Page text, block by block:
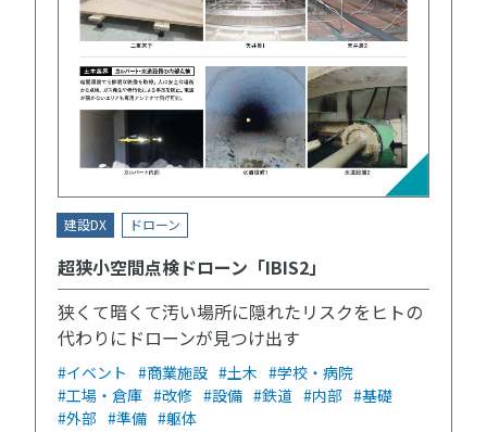
建設DX ドローン
超狭小空間点検ドローン「IBIS2」
狭くて暗くて汚い場所に隠れたリスクをヒトの
代わりにドローンが見つけ出す
#イベント #商業施設 #土木 #学校・病院
#工場・倉庫 #改修 #設備 #鉄道 #内部 #基礎
#外部 #準備 #躯体